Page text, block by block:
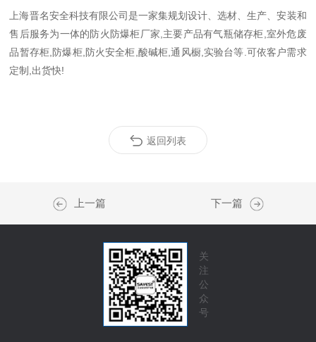
上海晋名安全科技有限公司是一家集规划设计、选材、生产、安装和
售后服务为一体的防火防爆柜厂家,主要产品有气瓶储存柜,室外危废
品暂存柜,防爆柜,防火安全柜,酸碱柜,通风橱,实验台等.可依客户需求
定制,出货快!
返回列表
上一篇 下一篇
关
注
公
众
号